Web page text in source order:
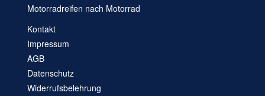
Motorradreifen nach Motorrad
Kontakt
Impressum
AGB
Datenschutz
Widerrufsbelehrung